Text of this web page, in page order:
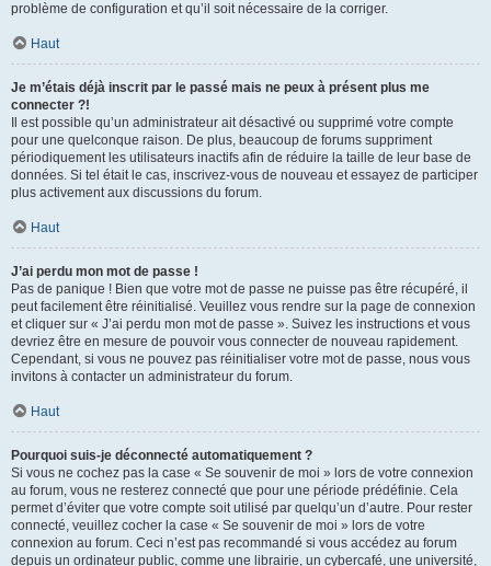
problème de configuration et qu’il soit nécessaire de la corriger.
Haut
Je m’étais déjà inscrit par le passé mais ne peux à présent plus me
connecter ?!
Il est possible qu’un administrateur ait désactivé ou supprimé votre compte
pour une quelconque raison. De plus, beaucoup de forums suppriment
périodiquement les utilisateurs inactifs afin de réduire la taille de leur base de
données. Si tel était le cas, inscrivez-vous de nouveau et essayez de participer
plus activement aux discussions du forum.
Haut
J’ai perdu mon mot de passe !
Pas de panique ! Bien que votre mot de passe ne puisse pas être récupéré, il
peut facilement être réinitialisé. Veuillez vous rendre sur la page de connexion
et cliquer sur « J’ai perdu mon mot de passe ». Suivez les instructions et vous
devriez être en mesure de pouvoir vous connecter de nouveau rapidement.
Cependant, si vous ne pouvez pas réinitialiser votre mot de passe, nous vous
invitons à contacter un administrateur du forum.
Haut
Pourquoi suis-je déconnecté automatiquement ?
Si vous ne cochez pas la case « Se souvenir de moi » lors de votre connexion
au forum, vous ne resterez connecté que pour une période prédéfinie. Cela
permet d’éviter que votre compte soit utilisé par quelqu’un d’autre. Pour rester
connecté, veuillez cocher la case « Se souvenir de moi » lors de votre
connexion au forum. Ceci n’est pas recommandé si vous accédez au forum
depuis un ordinateur public, comme une librairie, un cybercafé, une université,